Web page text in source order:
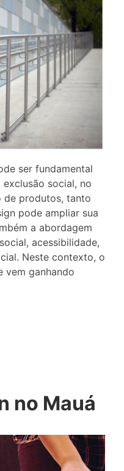
ser fundamental
social, no
de produtos, tanto
pode ampliar sua
a abordagem
acessibilidade,
Neste contexto, o
vem ganhando
no Mauá